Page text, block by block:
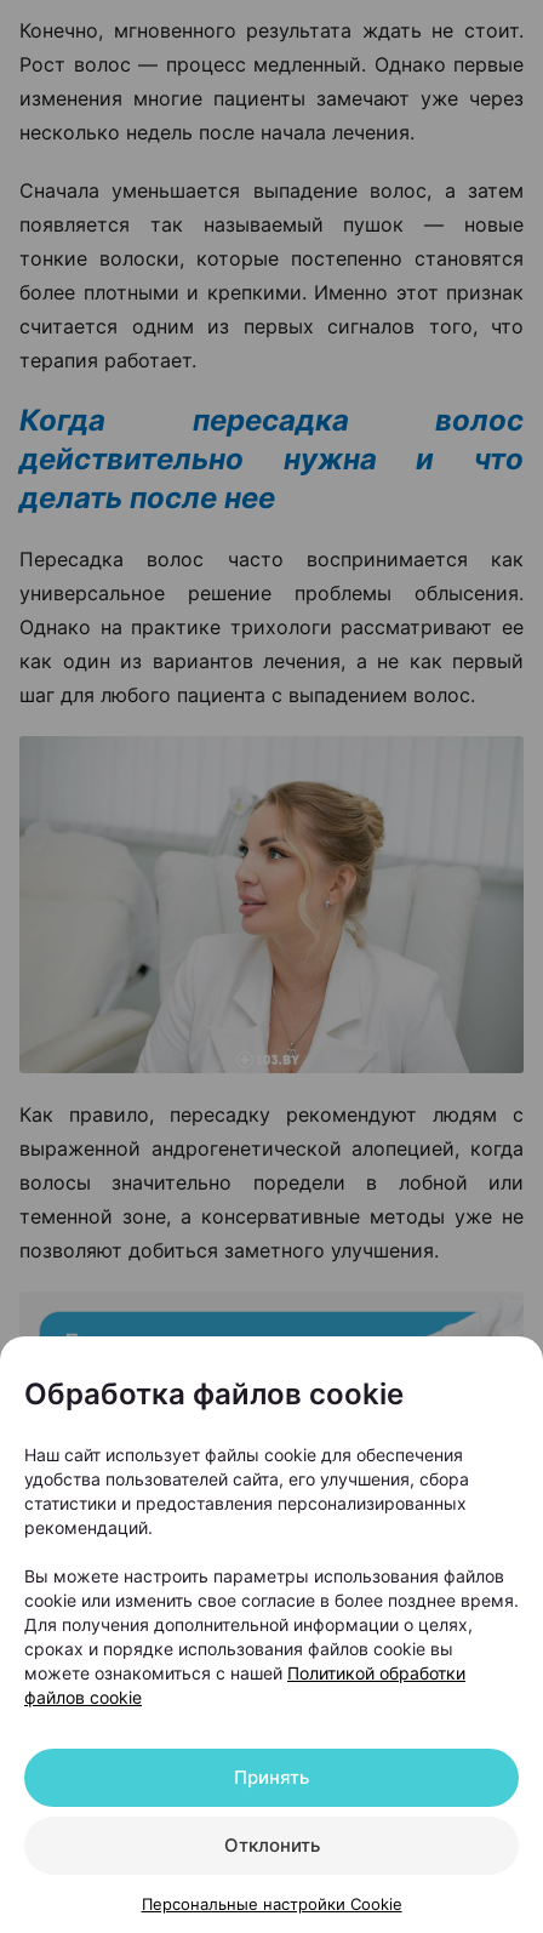
Конечно, мгновенного результата ждать не стоит.
Рост волос — процесс медленный. Однако первые
изменения многие пациенты замечают уже через
несколько недель после начала лечения.
Сначала уменьшается выпадение волос, а затем
появляется так называемый пушок — новые
тонкие волоски, которые постепенно становятся
более плотными и крепкими. Именно этот признак
считается одним из первых сигналов того, что
терапия работает.
Когда пересадка волос
действительно нужна и что
делать после нее
Пересадка волос часто воспринимается как
универсальное решение проблемы облысения.
Однако на практике трихологи рассматривают ее
как один из вариантов лечения, а не как первый
шаг для любого пациента с выпадением волос.
Как правило, пересадку рекомендуют людям с
выраженной андрогенетической алопецией, когда
волосы значительно поредели в лобной или
теменной зоне, а консервативные методы уже не
позволяют добиться заметного улучшения.
«Если пациент в течение шести-двенадцати
методы лечения, но значимого улучшения не
произошло, тогда можно рассматривать пересадку
Обработка файлов cookie
Наш сайт использует файлы cookie для обеспечения
удобства пользователей сайта, его улучшения, сбора
статистики и предоставления персонализированных
рекомендаций.
Вы можете настроить параметры использования файлов
cookie или изменить свое согласие в более позднее время.
Для получения дополнительной информации о целях,
сроках и порядке использования файлов cookie вы
можете ознакомиться с нашей Политикой обработки
файлов cookie
Отклонить
Принять
Персональные настройки Cookie